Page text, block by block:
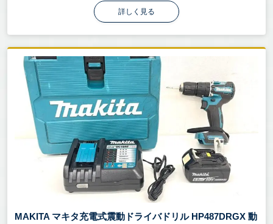
詳しく見る
MAKITA マキタ充電式震動ドライバドリル HP487DRGX 動